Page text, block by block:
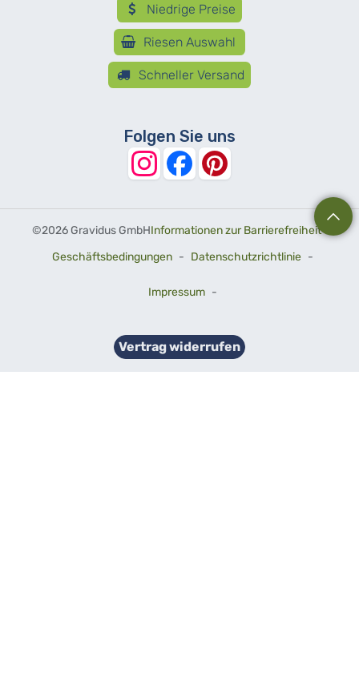
Niedrige Preise
Riesen Auswahl
Schneller Versand
Folgen Sie uns
©2026 Gravidus GmbHInformationen zur Barrierefreiheit-
Geschäftsbedingungen - Datenschutzrichtlinie -
Impressum -
Vertrag widerrufen